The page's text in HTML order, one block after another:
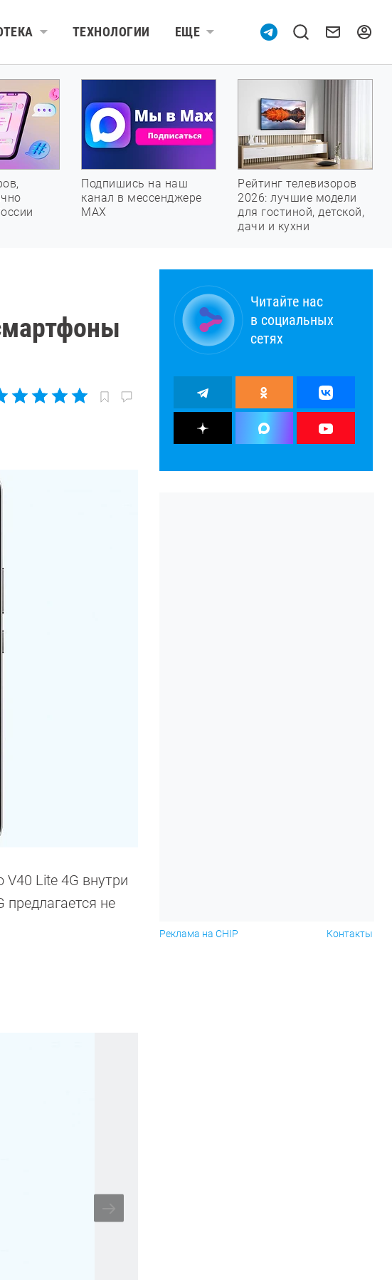
ТЕХНОЛОГИИ ЕЩЕ
Подпишись на наш
канал в мессенджере
МАХ
Рейтинг телевизоров
2026: лучшие модели
для гостиной, детской,
дачи и кухни
V40 Lite 4G внутри
не
Читайте нас
в социальных
сетях
Реклама на CHIP Контакты